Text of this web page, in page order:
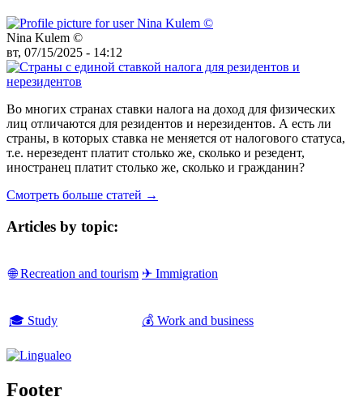
Nina Kulem ©️
вт, 07/15/2025 - 14:12
Во многих странах ставки налога на доход для физических
лиц отличаются для резидентов и нерезидентов. А есть ли
страны, в которых ставка не меняется от налогового статуса,
т.е. нерезедент платит столько же, сколько и резедент,
иностранец платит столько же, сколько и гражданин?
Смотреть больше статей →
Articles by topic:
🌐 Recreation and tourism ✈ Immigration
🎓 Study 💰 Work and business
Footer